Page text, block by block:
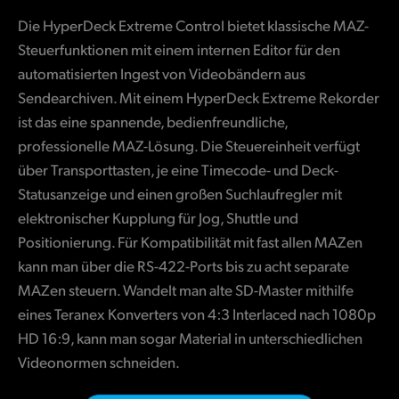
France
Germany
Hong Kong SAR, China
India
Japan
Korea
Mexico
Malaysia
Die HyperDeck Extreme Control bietet klassische MAZ-
Steuerfunktionen mit einem internen Editor für den
automatisierten Ingest von Videobändern aus
Sendearchiven. Mit einem HyperDeck Extreme Rekorder
ist das eine spannende, bedienfreundliche,
professionelle MAZ-Lösung. Die Steuereinheit verfügt
über Transporttasten, je eine Timecode- und Deck-
Statusanzeige und einen großen Suchlaufregler mit
elektronischer Kupplung für Jog, Shuttle und
Positionierung. Für Kompatibilität mit fast allen MAZen
kann man über die RS-422-Ports bis zu acht separate
MAZen steuern. Wandelt man alte SD-Master mithilfe
eines Teranex Konverters von 4:3 Interlaced nach 1080p
HD 16:9, kann man sogar Material in unterschiedlichen
Videonormen schneiden.